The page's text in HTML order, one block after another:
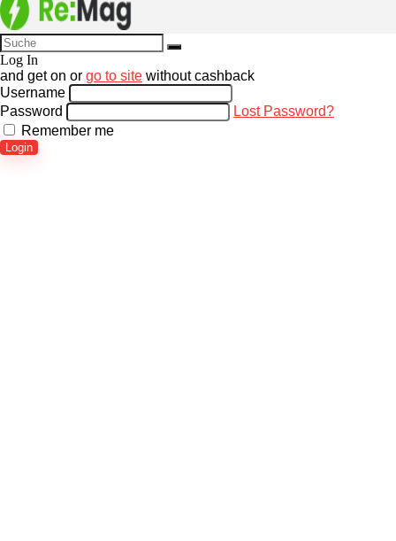
Log In
and geton or go to site without cashback
Username
Password
Lost Password?
Remember me
Login